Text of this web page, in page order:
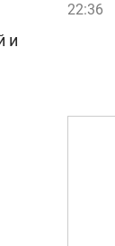
и
22:36